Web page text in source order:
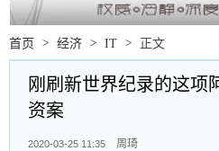
首页 > 经济 > IT > 正文
刚刷新世界纪录的这项
资案
2020-03-25 11:35 周琦